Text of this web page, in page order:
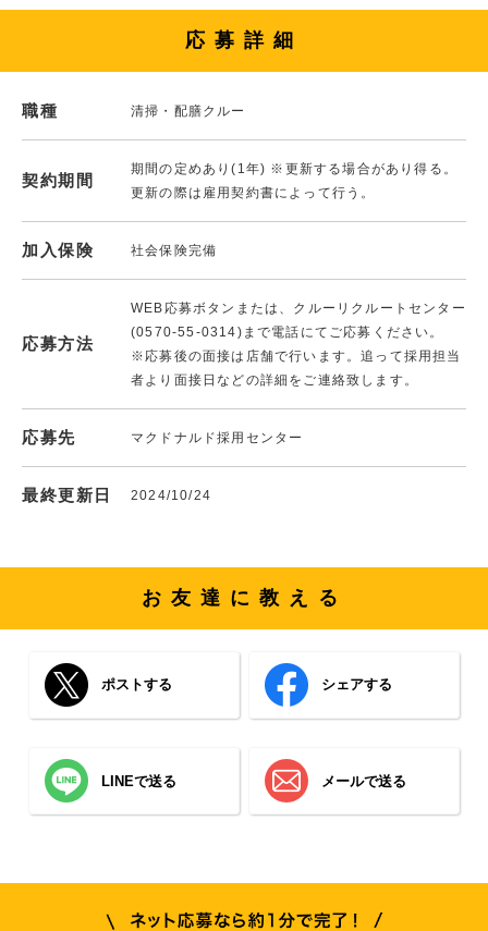
応募詳細
職種 清掃・配膳クルー
契約期間
期間の定めあり(1年) ※更新する場合があり得る。
更新の際は雇用契約書によって行う。
加入保険 社会保険完備
応募方法
WEB応募ボタンまたは、クルーリクルートセンター
(0570-55-0314)まで電話にてご応募ください。
※応募後の面接は店舗で行います。追って採用担当
者より面接日などの詳細をご連絡致します。
応募先 マクドナルド採用センター
最終更新日 2024/10/24
お友達に教える
ポストする シェアする
LINEで送る メールで送る